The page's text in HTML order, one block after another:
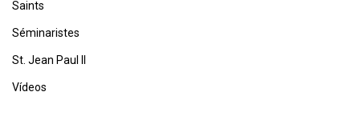
Saints
Séminaristes
St. Jean Paul II
Vídeos